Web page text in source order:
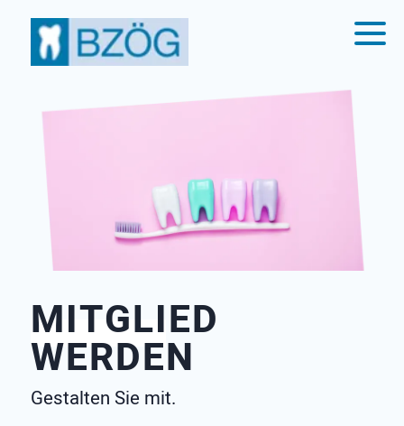
MITGLIED
WERDEN
Gestalten Sie mit.